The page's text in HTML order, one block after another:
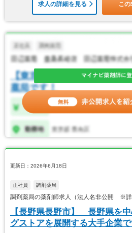
求人の詳細を見る この
更新日：2026年6月18日
正社員 調剤薬局
調剤薬局の薬剤師求人（法人名非公開 ※詳
【長野県長野市】 長野県を
グストアを展開する大手企業で